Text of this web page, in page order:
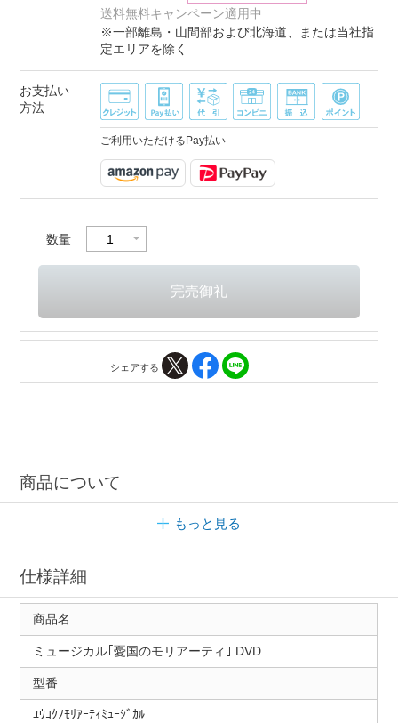
送料無料キャンペーン適用中
※一部離島・山間部および北海道、または当社指
定エリアを除く
お支払い
方法
ご利用いただけるPay払い
数量
シェアする
商品について
もっと見る
仕様詳細
商品名
ミュージカル｢憂国のモリアーティ｣ DVD
型番
ﾕｳｺｸﾉﾓﾘｱｰﾃｨﾐｭｰｼﾞｶﾙ